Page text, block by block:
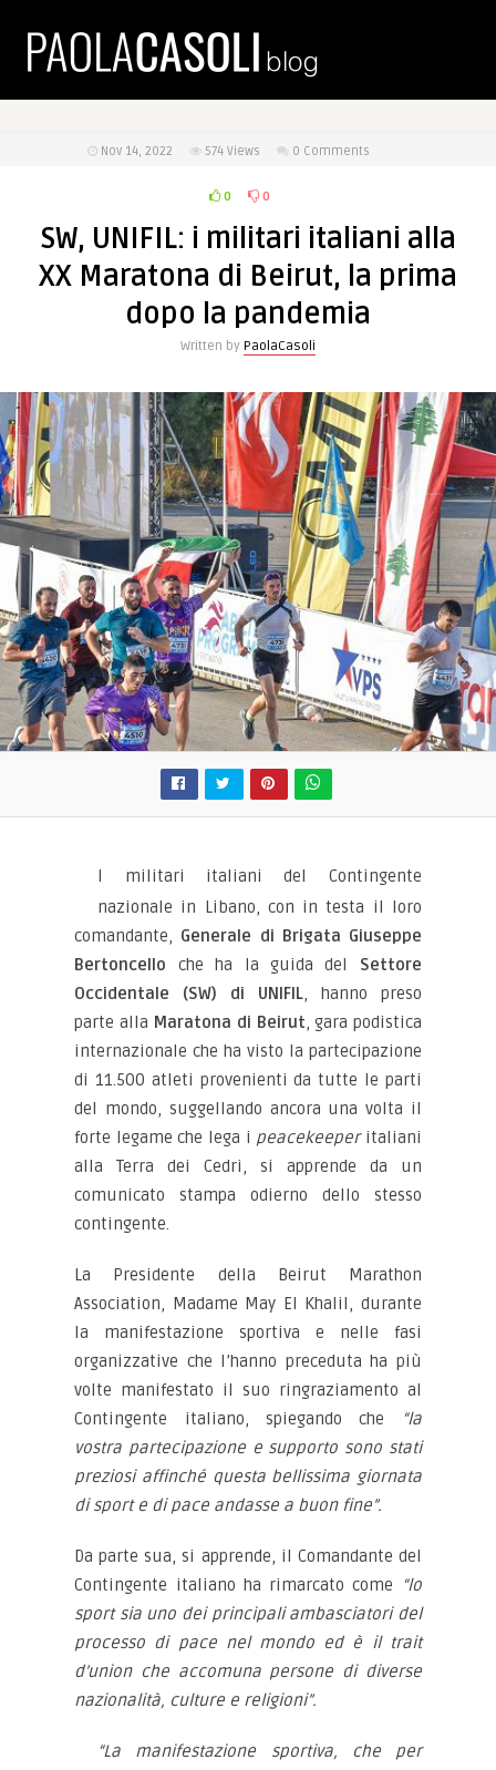
Nov 14, 2022 574 Views 0 Comments
0 0
SW, UNIFIL: i militari italiani alla
XX Maratona di Beirut, la prima
dopo la pandemia
Written by PaolaCasoli
I militari italiani del Contingente
nazionale in Libano, con in testa il loro
comandante, Generale di Brigata Giuseppe
Bertoncello che ha la guida del Settore
Occidentale (SW) di UNIFIL, hanno preso
parte alla Maratona di Beirut, gara podistica
internazionale che ha visto la partecipazione
di 11.500 atleti provenienti da tutte le parti
del mondo, suggellando ancora una volta il
forte legame che lega i peacekeeperitaliani
alla Terra dei Cedri, si apprende da un
comunicato stampa odierno dello stesso
contingente.
La Presidente della Beirut Marathon
Association, Madame May El Khalil, durante
la manifestazione sportiva e nelle fasi
organizzative che l’hanno preceduta ha più
volte manifestato il suo ringraziamento al
Contingente italiano, spiegando che
“la
vostra partecipazione e supporto sono stati
preziosi affinché questa bellissima giornata
di sport e di pace andasse a buon fine”.
Da parte sua, si apprende, il Comandante del
Contingente italiano ha rimarcato come
“lo
sport sia uno dei principali ambasciatori del
processo di pace nel mondo ed è il trait
d’union che accomuna persone di diverse
nazionalità, culture e religioni”.
“La manifestazione sportiva, che per